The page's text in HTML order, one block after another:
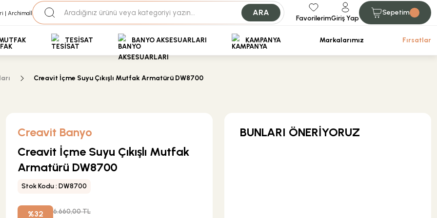
35+ Yıllık Tecrübe
Uzman Ekip Desteği
Ödemeli Özel Fiyatlar için Bizden Teklif Alabilirsiniz.
ARA
FavorilerimGiriş Yap
Sepetim
TESİSAT BANYO AKSESUARLARI KAMPANYA Markalarımız Fırsatlar
Creavit İçme Suyu Çıkışlı Mutfak Armatürü DW8700
Creavit Banyo
Creavit İçme Suyu Çıkışlı Mutfak
Armatürü DW8700
Stok Kodu : DW8700
%32 6.660,00 TL
BUNLARI ÖNERİYORUZ